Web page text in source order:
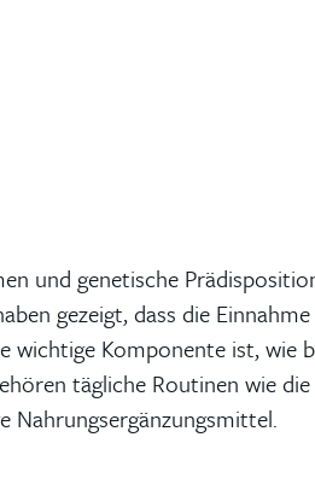
und genetische
gezeigt, dass die
wichtige Komponente ist, wie
tägliche Routinen wie die
Nahrungsergänzungsmittel.